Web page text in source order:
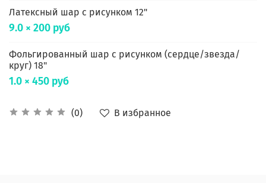
(0) В избранное
Латексный шар с рисунком 12"
9.0 × 200 руб
Фольгированный шар с рисунком (сердце/звезда/
круг) 18"
1.0 × 450 руб